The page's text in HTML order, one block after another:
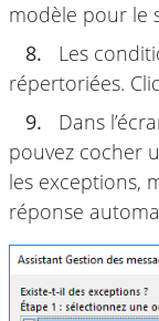
modèle pour le
8.
Les
répertoriées.
9.
Dans
pouvez cocher
les exceptions,
réponse